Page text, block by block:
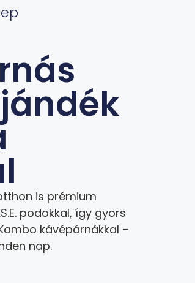
is prémium
podokkal, így gyors
kávépárnákkal –
nap.